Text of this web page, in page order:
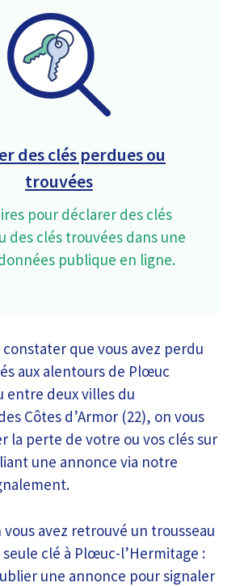
des clés perdues ou
trouvées
pour déclarer des clés
des clés trouvées dans une
publique en ligne.
constater que vous avez perdu
aux alentours de Plœuc
entre deux villes du
Côtes d’Armor (22), on vous
la perte de votre ou vos clés sur
une annonce via notre
avez retrouvé un trousseau
clé à Plœuc-l’Hermitage :
une annonce pour signaler